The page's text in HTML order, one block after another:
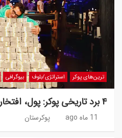
ترین‌های پوکر استراتژی/بلوف بیوگرافی
۴ برد تاریخی پوکر: پول، افتخار و استراتژی
11 ماه ago پوکرستان